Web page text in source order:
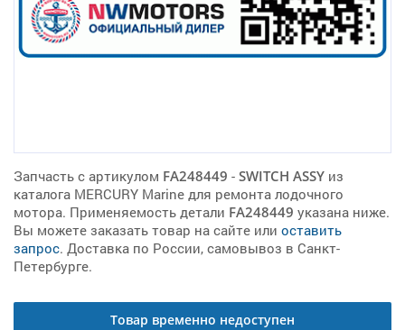
Запчасть с артикулом FA248449 - SWITCH ASSY из
каталога MERCURY Marine для ремонта лодочного
мотора. Применяемость детали FA248449 указана ниже.
Вы можете заказать товар на сайте или оставить
запрос. Доставка по России, самовывоз в Санкт-
Петербурге.
Товар временно недоступен